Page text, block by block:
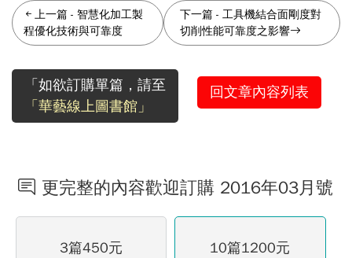
上一篇 - 智慧化加工製
程優化技術與可靠度
下一篇 -工具機結合面剛度對
切削性能可靠度之影響
「如欲訂購單篇，請至
「華藝線上圖書館」
回文章內容列表
更完整的內容歡迎訂購 2016年03月號
3篇450元 10篇1200元